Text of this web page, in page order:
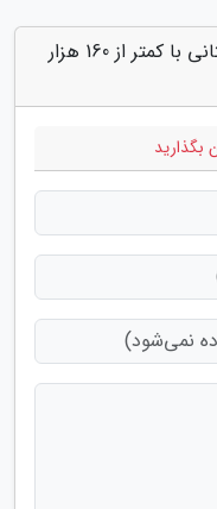
دیدگاه های مرتبط با "پسرانه و تابستانی با کمتر از 160 هزار
بگذارید